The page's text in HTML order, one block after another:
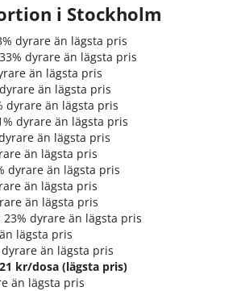
i Stockholm
dyrare än lägsta pris
dyrare än lägsta pris
än lägsta pris
än lägsta pris
dyrare än lägsta pris
dyrare än lägsta pris
än lägsta pris
än lägsta pris
dyrare än lägsta pris
än lägsta pris
än lägsta pris
23% dyrare än lägsta pris
lägsta pris
än lägsta pris
kr/dosa (lägsta pris)
än lägsta pris